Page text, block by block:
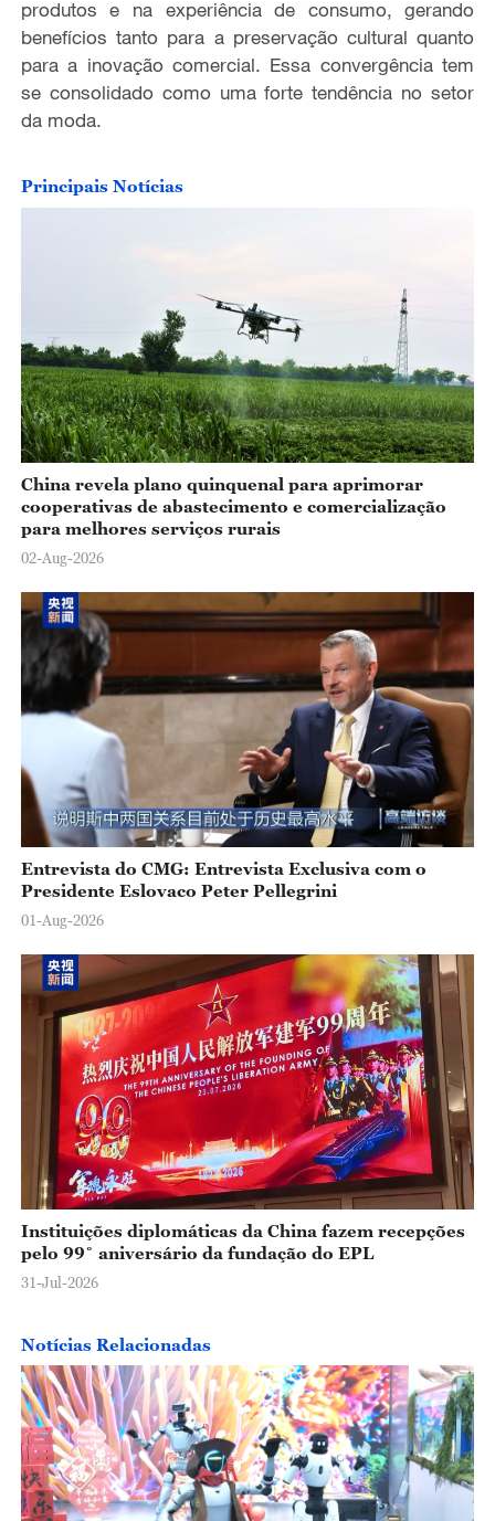
o
produtos e na experiência de consumo, gerando
benefícios tanto para a preservação cultural quanto
para a inovação comercial. Essa convergência tem
se consolidado como uma forte tendência no setor
da moda.
Principais Notícias
China revela plano quinquenal para aprimorar
cooperativas de abastecimento e comercialização
para melhores serviços rurais
02-Aug-2026
Entrevista do CMG: Entrevista Exclusiva com o
Presidente Eslovaco Peter Pellegrini
01-Aug-2026
Instituições diplomáticas da China fazem recepções
pelo 99˚ aniversário da fundação do EPL
31-Jul-2026
Notícias Relacionadas